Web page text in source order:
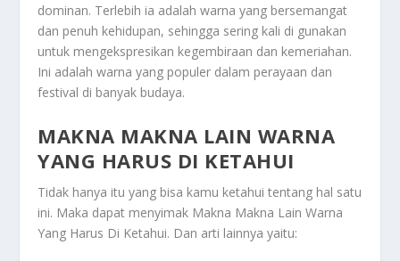
dominan. Terlebih ia adalah warna yang bersemangat
dan penuh kehidupan, sehingga sering kali di gunakan
untuk mengekspresikan kegembiraan dan kemeriahan.
Ini adalah warna yang populer dalam perayaan dan
festival di banyak budaya.
MAKNA MAKNA LAIN WARNA
YANG HARUS DI KETAHUI
Tidak hanya itu yang bisa kamu ketahui tentang hal satu
ini. Maka dapat menyimak Makna Makna Lain Warna
Yang Harus Di Ketahui. Dan arti lainnya yaitu: